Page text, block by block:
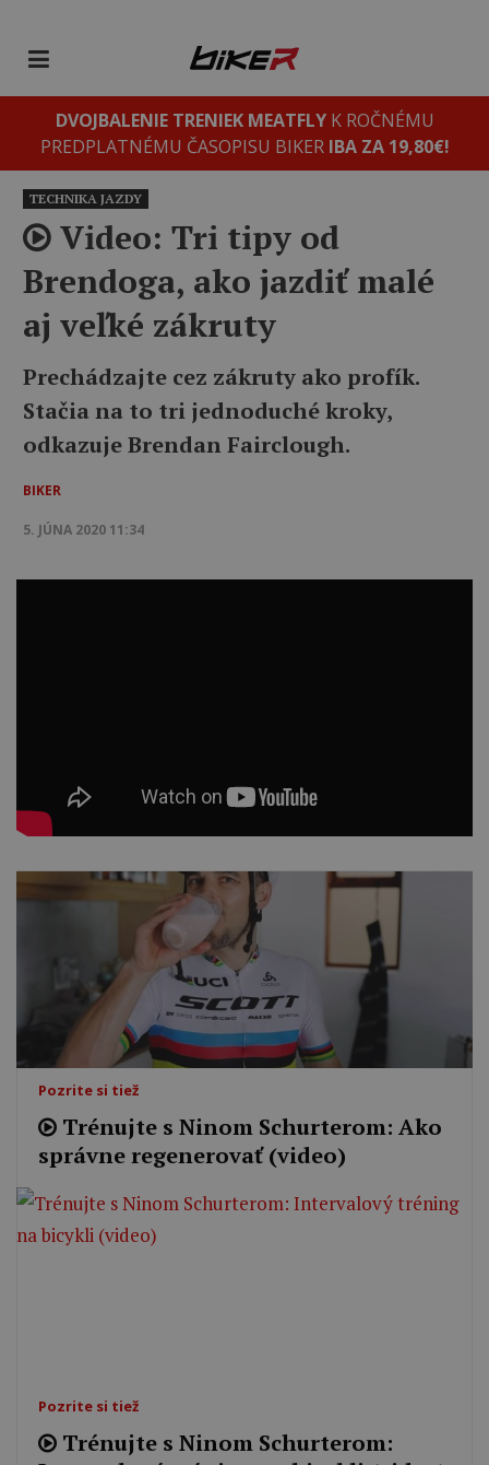
DVOJBALENIE TRENIEK MEATFLYK ROČNÉMU
PREDPLATNÉMU ČASOPISU BIKER IBA ZA 19,80€!
TECHNIKA JAZDY
Video: Tri tipy od
Brendoga, ako jazdiť malé
aj veľké zákruty
Prechádzajte cez zákruty ako profík.
Stačia na to tri jednoduché kroky,
odkazuje Brendan Fairclough.
BIKER
5. JÚNA 2020 11:34
Pozrite si tiež
Trénujte s Ninom Schurterom: Ako
správne regenerovať (video)
Pozrite si tiež
Trénujte s Ninom Schurterom: